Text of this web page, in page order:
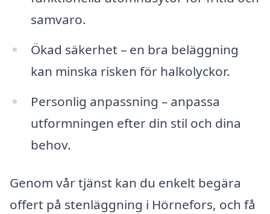
samvaro.
Ökad säkerhet – en bra beläggning
kan minska risken för halkolyckor.
Personlig anpassning – anpassa
utformningen efter din stil och dina
behov.
Genom vår tjänst kan du enkelt begära
offert på stenläggning i Hörnefors, och få